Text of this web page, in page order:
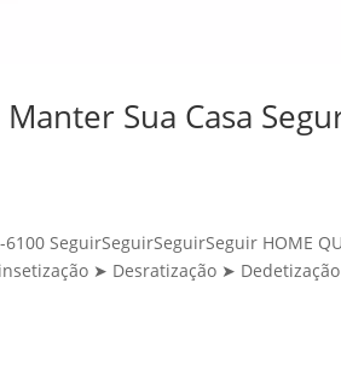
Sua Casa
SeguirSeguirSeguirSeguir HOME
➤ Desratização ➤ Dedetização